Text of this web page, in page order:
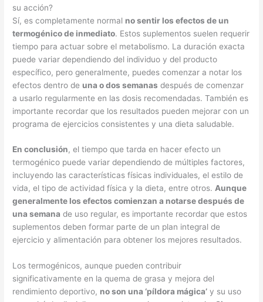
su acción?
Sí, es completamente normal no sentir los efectos de un
termogénico de inmediato. Estos suplementos suelen requerir
tiempo para actuar sobre el metabolismo. La duración exacta
puede variar dependiendo del individuo y del producto
específico, pero generalmente, puedes comenzar a notar los
efectos dentro de una o dos semanas después de comenzar
a usarlo regularmente en las dosis recomendadas. También es
importante recordar que los resultados pueden mejorar con un
programa de ejercicios consistentes y una dieta saludable.
En conclusión, el tiempo que tarda en hacer efecto un
termogénico puede variar dependiendo de múltiples factores,
incluyendo las características físicas individuales, el estilo de
vida, el tipo de actividad física y la dieta, entre otros.Aunque
generalmente los efectos comienzan a notarse después de
una semana de uso regular, es importante recordar que estos
suplementos deben formar parte de un plan integral de
ejercicio y alimentación para obtener los mejores resultados.
Los termogénicos, aunque pueden contribuir
significativamente en la quema de grasa y mejora del
rendimiento deportivo, no son una ‘píldora mágica’ y su uso